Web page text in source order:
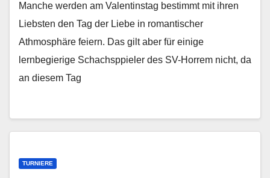
Manche werden am Valentinstag bestimmt mit ihren
Liebsten den Tag der Liebe in romantischer
Athmosphäre feiern. Das gilt aber für einige
lernbegierige Schachsppieler des SV-Horrem nicht, da
an diesem Tag
TURNIERE